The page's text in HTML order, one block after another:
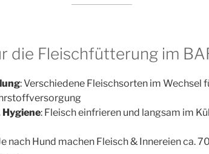
die Fleischfütterung im
: Verschiedene Fleischsorten im Wechsel
Hygiene: Fleisch einfrieren und langsam im
nach Hund machen Fleisch & Innereien ca.